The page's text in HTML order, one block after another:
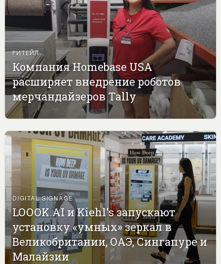
РИТЕЙЛ
Компания Homebase USA
расширяет внедрение роботов
мерчандайзеров Tally
DIGITAL SIGNAGE
LOOOK.AI и Kiehl's запускают
установку «умных» зеркал в
Великобритании, ОАЭ, Сингапуре и
Малайзии